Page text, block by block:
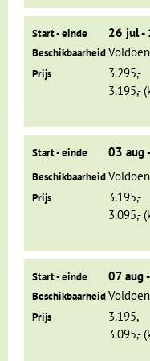
Dag 5 Ho Chi Minh
Dag 6 Can Tho - Mui Ne
Op dag vijf vertrekken
stad. We bezoeken
een fabriek waar
Ook maken we kennis
Start - einde 26 jul -
Beschikbaarheid
Prijs
3.295,-
3.195,-
Start - einde 03 aug
Beschikbaarheid
Prijs
3.195,-
3.095,-
Start - einde 07 aug
Beschikbaarheid
Prijs
3.195,-
3.095,-